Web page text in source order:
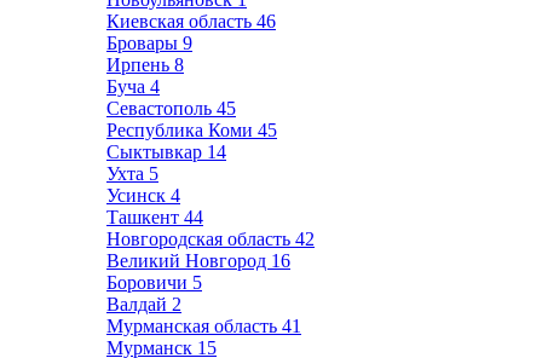
Киевская область 46
Бровары 9
Ирпень 8
Буча 4
Севастополь 45
Республика Коми 45
Сыктывкар 14
Ухта 5
Усинск 4
Ташкент 44
Новгородская область 42
Великий Новгород 16
Боровичи 5
Валдай 2
Мурманская область 41
Мурманск 15